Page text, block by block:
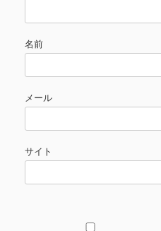
名前
メール
サイト